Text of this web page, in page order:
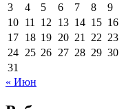
3
4 5 6 7 8
9
10 11 12 13 14 15 16
17 18 19 20 21 22 23
24 25 26 27 28 29 30
31
« Июн